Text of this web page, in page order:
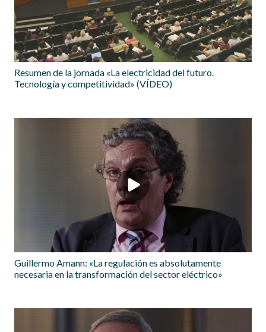
Resumen de la jornada «La electricidad del futuro.
Tecnología y competitividad» (VÍDEO)
Guillermo Amann: «La regulación es absolutamente
necesaria en la transformación del sector eléctrico»